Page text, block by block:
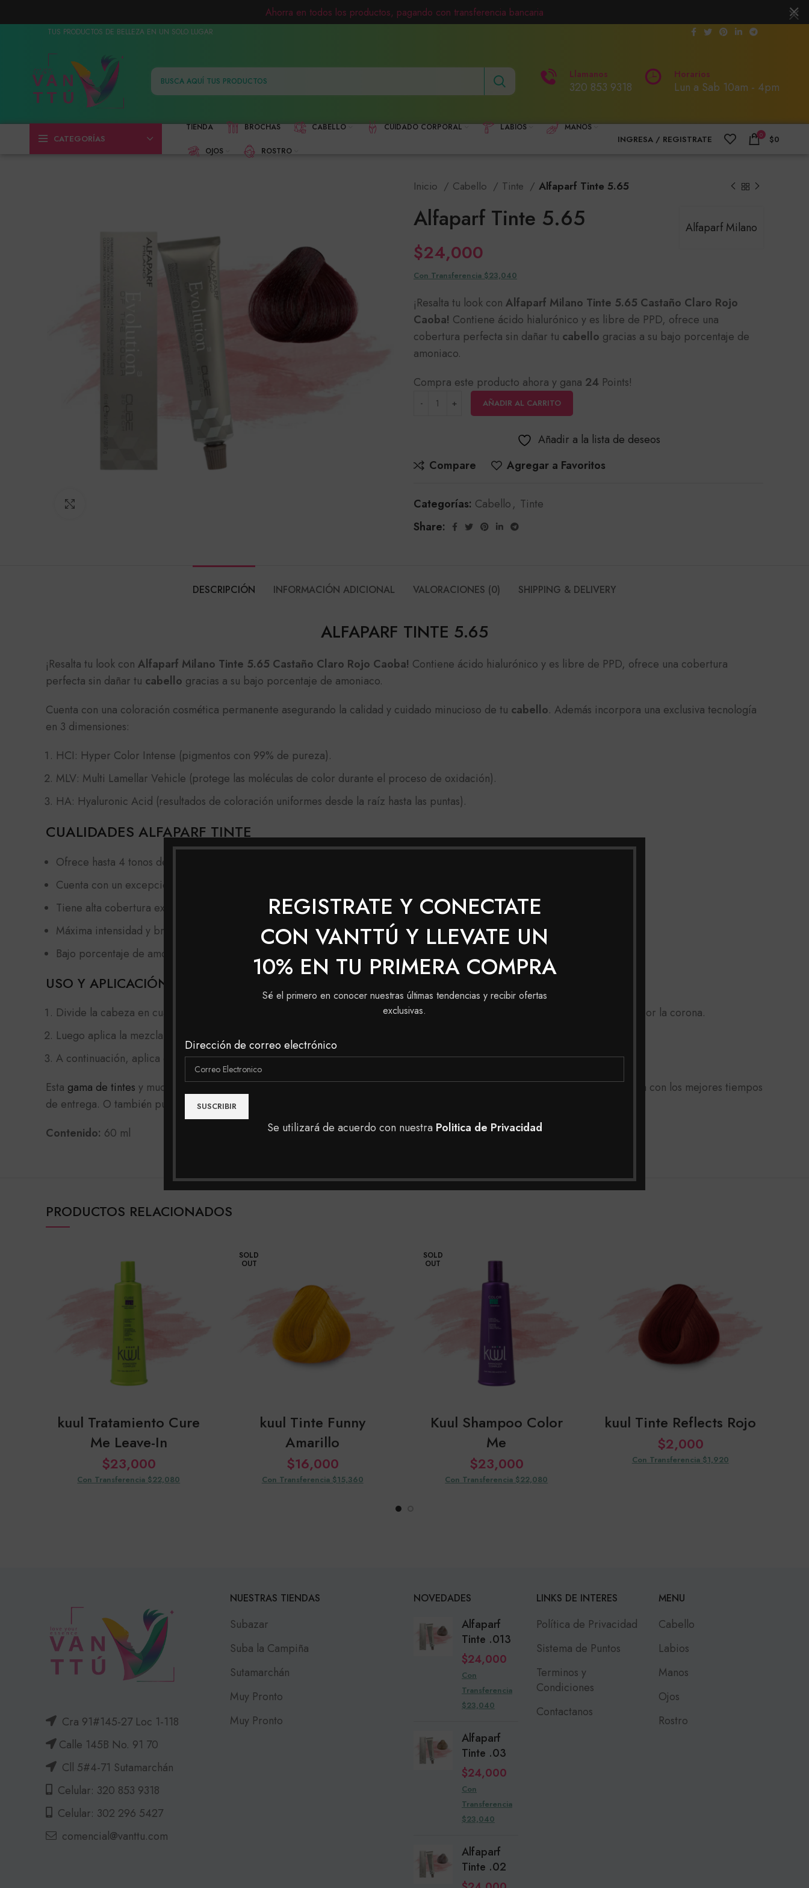
REGISTRATE Y CONECTATE
CON VANTTÚ Y LLEVATE UN
10% EN TU PRIMERA COMPRA
Sé el primero en conocer nuestras últimas tendencias y recibir ofertas
exclusivas.
Dirección de correo electrónico
Se utilizará de acuerdo con nuestra Politica de Privacidad
TUS PRODUCTOS DE BELLEZA EN UN SOLO LUGAR
Llamanos
320 853 9318
Horarios
Lun a Sab 10am - 4pm
CATEGORÍAS
TIENDA BROCHAS CABELLO CUIDADO CORPORAL LABIOS MANOS
OJOS ROSTRO
INGRESA / REGISTRATE 0 $0
Inicio Cabello Tinte Alfaparf Tinte 5.65
Alfaparf Milano
Alfaparf Tinte 5.65
$24,000
Con Transferencia $23,040
¡Resalta tu look con Alfaparf Milano Tinte 5.65 Castaño Claro Rojo
Caoba! Contiene ácido hialurónico y es libre de PPD, ofrece una
cobertura perfecta sin dañar tu cabello gracias a su bajo porcentaje de
amoniaco.
Compra este producto ahora y gana 24 Points!
AÑADIR AL CARRITO
Añadir a la lista de deseos
Compare
Agregar a Favoritos
Categorías: Cabello, Tinte
Share:
DESCRIPCIÓN INFORMACIÓN ADICIONAL VALORACIONES (0) SHIPPING & DELIVERY
ALFAPARF TINTE 5.65
¡Resalta tu look con Alfaparf Milano Tinte 5.65 Castaño Claro Rojo Caoba! Contiene ácido hialurónico y es libre de PPD, ofrece una cobertura
perfecta sin dañar tu cabello gracias a su bajo porcentaje de amoniaco.
Cuenta con una coloración cosmética permanente asegurando la calidad y cuidado minucioso de tu cabello. Además incorpora una exclusiva tecnología
en 3 dimensiones:
HCI: Hyper Color Intense (pigmentos con 99% de pureza).
MLV: Multi Lamellar Vehicle (protege las moléculas de color durante el proceso de oxidación).
HA: Hyaluronic Acid (resultados de coloración uniformes desde la raíz hasta las puntas).
CUALIDADES ALFAPARF TINTE
Ofrece hasta 4 tonos de aclaración (hasta 5 tonos utilizando la serie platinum).
Cuenta con un excepcional poder de cobertura y duración del color.
Tiene alta cobertura excelente de las canas.
Máxima intensidad y brillo extraordinario.
Bajo porcentaje de amoniaco (máximo 1% en aplicación).
USO Y APLICACIÓN
Divide la cabeza en cuatro partes, una partiendo de una oreja a la otra y desde el centro de la frente hasta la nuca, pasando por la corona.
Luego aplica la mezcla en toda la longitud del largo del cabello y en las puntas (a partir de 1 a 2 cm de las raíces).
A continuación, aplica el color a las raíces y deja actuar durante 35 minutos. procede a enjuagar bien con shampoo.
Esta gama de tintes y muchas más las podrás encontrar en nuestra tienda, puedes realizar tu pedido a domicilio a toda Colombia con los mejores tiempos
de entrega. O también puedes realizar tu compra en nuestras tiendas físicas en Bogotá para tener una mejor asesoría.
Contenido: 60 ml
PRODUCTOS RELACIONADOS
kuul Tratamiento Cure
Me Leave-In
$23,000
Con Transferencia $22,080
SOLD
OUT
kuul Tinte Funny
Amarillo
$16,000
Con Transferencia $15,360
SOLD
OUT
Kuul Shampoo Color
Me
$23,000
Con Transferencia $22,080
kuul Tinte Reflects Rojo
$2,000
Con Transferencia $1,920
Cra 91#145-27 Loc 1-118
Calle 145B No. 91 70
Cll 5#4-71 Sutamarchán
Celular: 320 853 9318
Celular: 302 296 5427
comencial@vanttu.com
NUESTRAS TIENDAS
Subazar
Suba la Campiña
Sutamarchán
Muy Pronto
Muy Pronto
NOVEDADES
Alfaparf
Tinte .013
$24,000
Con
Transferencia
$23,040
Alfaparf
Tinte .03
$24,000
Con
Transferencia
$23,040
Alfaparf
Tinte .02
LINKS DE INTERES
Política de Privacidad
Sistema de Puntos
Terminos y
Condiciones
Contactanos
MENU
Cabello
Labios
Manos
Ojos
Rostro
Ahorra en todos los productos, pagando con transferencia bancaria